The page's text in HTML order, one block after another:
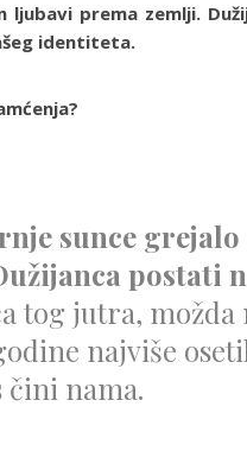
ljubavi prema zemlji.
identiteta.
sunce
postati
tog jutra,
najviše
čini nama.